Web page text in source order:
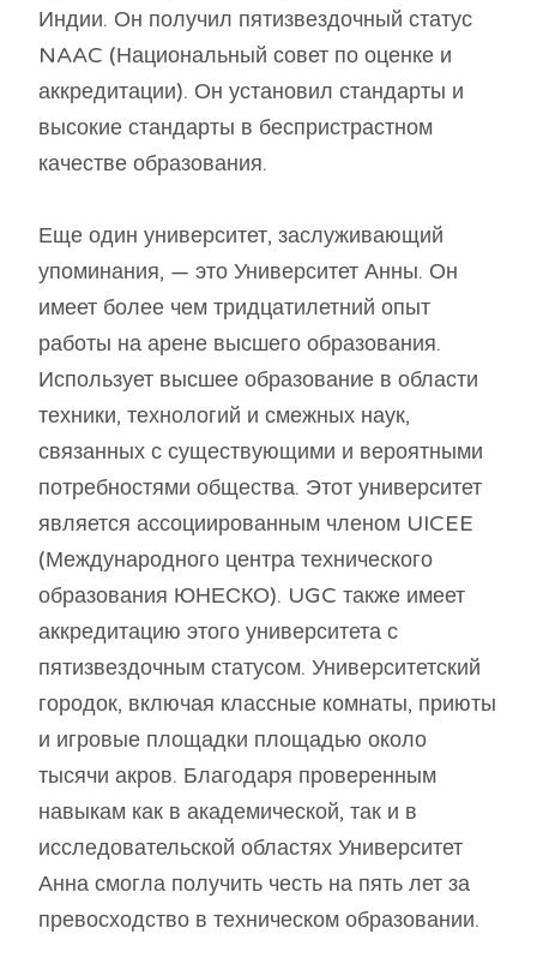
Индии. Он получил пятизвездочный статус
NAAC (Национальный совет по оценке и
аккредитации). Он установил стандарты и
высокие стандарты в беспристрастном
качестве образования.
Еще один университет, заслуживающий
упоминания, — это Университет Анны. Он
имеет более чем тридцатилетний опыт
работы на арене высшего образования.
Использует высшее образование в области
техники, технологий и смежных наук,
связанных с существующими и вероятными
потребностями общества. Этот университет
является ассоциированным членом UICEE
(Международного центра технического
образования ЮНЕСКО). UGC также имеет
аккредитацию этого университета с
пятизвездочным статусом. Университетский
городок, включая классные комнаты, приюты
и игровые площадки площадью около
тысячи акров. Благодаря проверенным
навыкам как в академической, так и в
исследовательской областях Университет
Анна смогла получить честь на пять лет за
превосходство в техническом образовании.